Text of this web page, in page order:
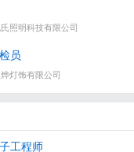
照明科技有限公司
员
灯饰有限公司
工程师